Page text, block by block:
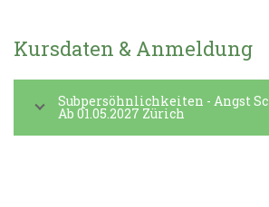
Kursdaten & Anmeldung
Subpersöhnlichkeiten - Angst
Ab 01.05.2027 Zürich